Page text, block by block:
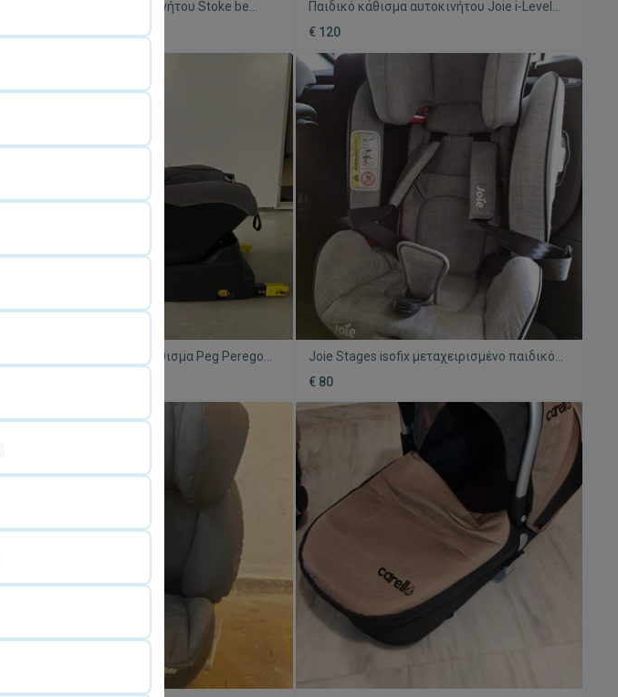
Παιδικό κάθισμα αυτοκινήτου Stoke be
€ 100
Παιδικό κάθισμα αυτοκινήτου Joie i-Level
0-13 μεταχειρισμένο Isofix
€ 120
Βρεφικό και παιδικό κάθισμα Peg Perego
Primo Viaggio I-Plus μεταχειρισμένο με
Joie Stages isofix μεταχειρισμένο παιδικό
€ 80